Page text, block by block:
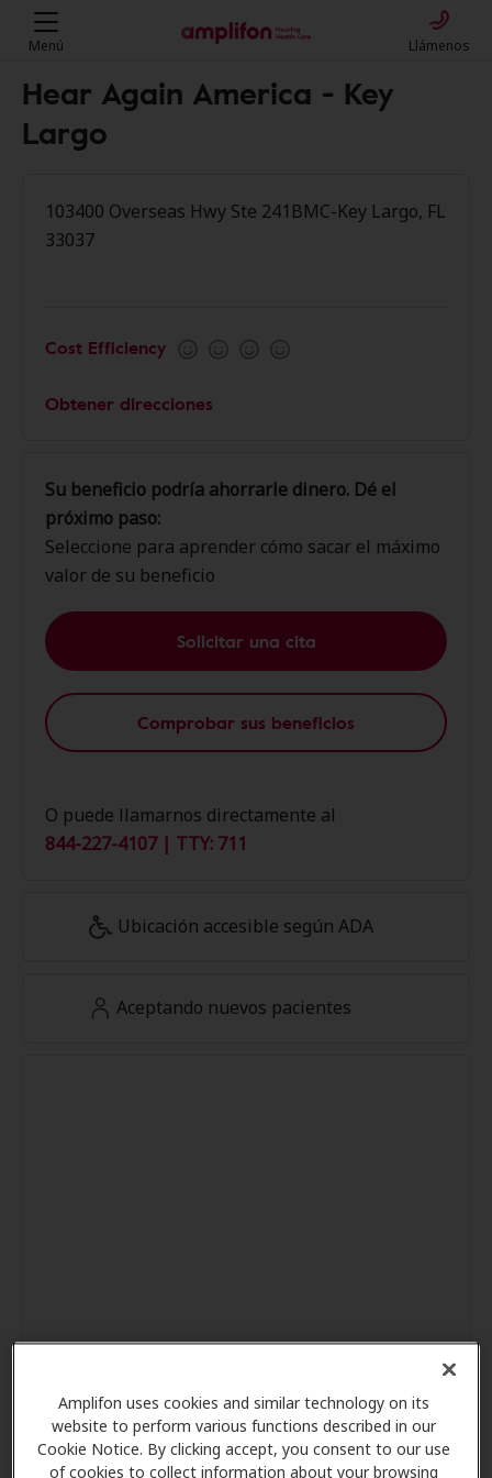
Menú Llámenos
Hear Again America - Key
Largo
103400 Overseas Hwy Ste 241BMC-Key Largo, FL
33037
Cost Efficiency
Obtener direcciones
Su beneficio podría ahorrarle dinero. Dé el
próximo paso:
Seleccione para aprender cómo sacar el máximo
valor de su beneficio
Solicitar una cita
Comprobar sus beneficios
O puede llamarnos directamente al
844-227-4107 | TTY: 711
Ubicación accesible según ADA
Aceptando nuevos pacientes
Amplifon uses cookies and similar technology on its
website to perform various functions described in our
Cookie Notice. By clicking accept, you consent to our use
of cookies to collect information about your browsing